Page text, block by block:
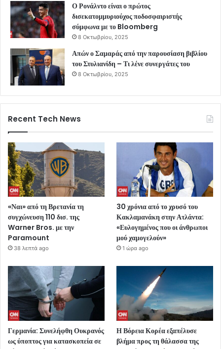
Ο Ρονάλντο είναι ο πρώτος
δισεκατομμυριούχος ποδοσφαιριστής
σύμφωνα με το Bloomberg
8 Οκτωβρίου, 2025
Απών ο Σαμαράς από την παρουσίαση βιβλίου
του Στυλιανίδη – Τι λένε συνεργάτες του
8 Οκτωβρίου, 2025
Recent Tech News
«Ναι» από τη Βρετανία τη
συγχώνευση 110 δισ. της
Warner Bros. με την
Paramount
38 λεπτά ago
30 χρόνια από το χρυσό του
Κακλαμανάκη στην Ατλάντα:
«Ευλογημένος που οι άνθρωποι
μού χαμογελούν»
1 ώρα ago
Γερμανία: Συνελήφθη Ουκρανός
ως ύποπτος για κατασκοπεία σε
Η Βόρεια Κορέα εξαπέλυσε
βλήμα προς τη θάλασσα της